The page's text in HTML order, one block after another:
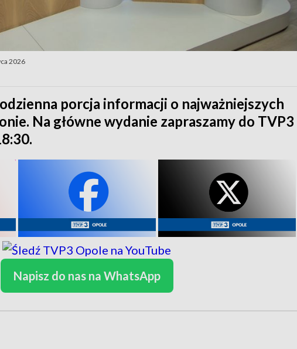
2026
porcja informacji o najważniejszych
Na główne wydanie zapraszamy do TVP3
Napisz do nas na WhatsApp